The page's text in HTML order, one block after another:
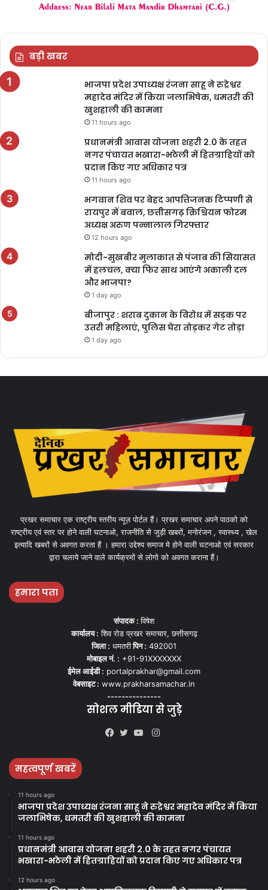
बड़ी खबर
भाजपा प्रदेश उपाध्यक्ष रंजना साहू ने रुद्रेश्वर
महादेव मंदिर में किया जलाभिषेक, धमतरी की
खुशहाली की कामना
11 hours ago
प्रधानमंत्री आवास योजना शहरी 2.0 के तहत
नगर पंचायत भखारा-भठेली में हितग्राहियों को
प्रदान किए गए अधिकार पत्र
11 hours ago
भगवान शिव पर बेहद आपत्तिजनक टिप्पणी से
रायपुर में बवाल, छत्तीसगढ़ क्रिश्चियन फोरम
अध्यक्ष अरुण पन्नालाल गिरफ्तार
12 hours ago
मोदी-सुखबीर मुलाकात से पंजाब की सियासत
में हलचल, क्या फिर साथ आएंगे अकाली दल
और भाजपा?
1 day ago
बीजापुर : शराब दुकान के विरोध में सड़क पर
उतरी महिलाएं, पुलिस घेरा तोड़कर गेट तोड़ा
1 day ago
प्रखर समाचार एक राष्ट्रीय स्तरीय न्यूज़ पोर्टल हैं। प्रखर समाचार अपने पाठको को
राष्ट्रीय एवं स्तर पर होने वाली घटनाओ, राजनीति से जुड़ी खबरों, मनोरंजन , स्वास्थ्य , खेल
इत्यादि खबरों से अवगत करता हैं । हमारा उद्देश्य समाज मे होने वाली घटनाओ एवं सरकार
द्वारा चलाये जाने वाले कार्यक्रमों से लोगो को अवगत कराना हैं।
हमारा पता
संपादक :विषेश
कार्यालय : शिव रोड प्रखर समाचार, छत्तीसगढ़
जिला : धमतरीपिन : 492001
मोबाइल नं. : +91-91XXXXXXX
ईमेल आईडी : portalprakhar@gmail.com
वेबसाइट : www.prakharsamachar.in
---------------
सोशल मीडिया से जुड़े
Instagram
महत्वपूर्ण खबरें
11 hours ago
भाजपा प्रदेश उपाध्यक्ष रंजना साहू ने रुद्रेश्वर महादेव मंदिर में किया
जलाभिषेक, धमतरी की खुशहाली की कामना
11 hours ago
प्रधानमंत्री आवास योजना शहरी 2.0 के तहत नगर पंचायत
भखारा-भठेली में हितग्राहियों को प्रदान किए गए अधिकार पत्र
12 hours ago